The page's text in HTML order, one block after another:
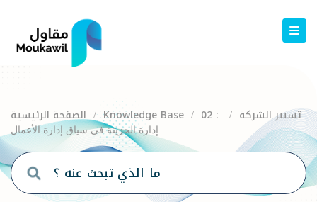
الصفحة الرئيسية / Knowledge Base / 02 : تسيير الشركة
/
إدارة الخزينة في سياق إدارة الأعمال